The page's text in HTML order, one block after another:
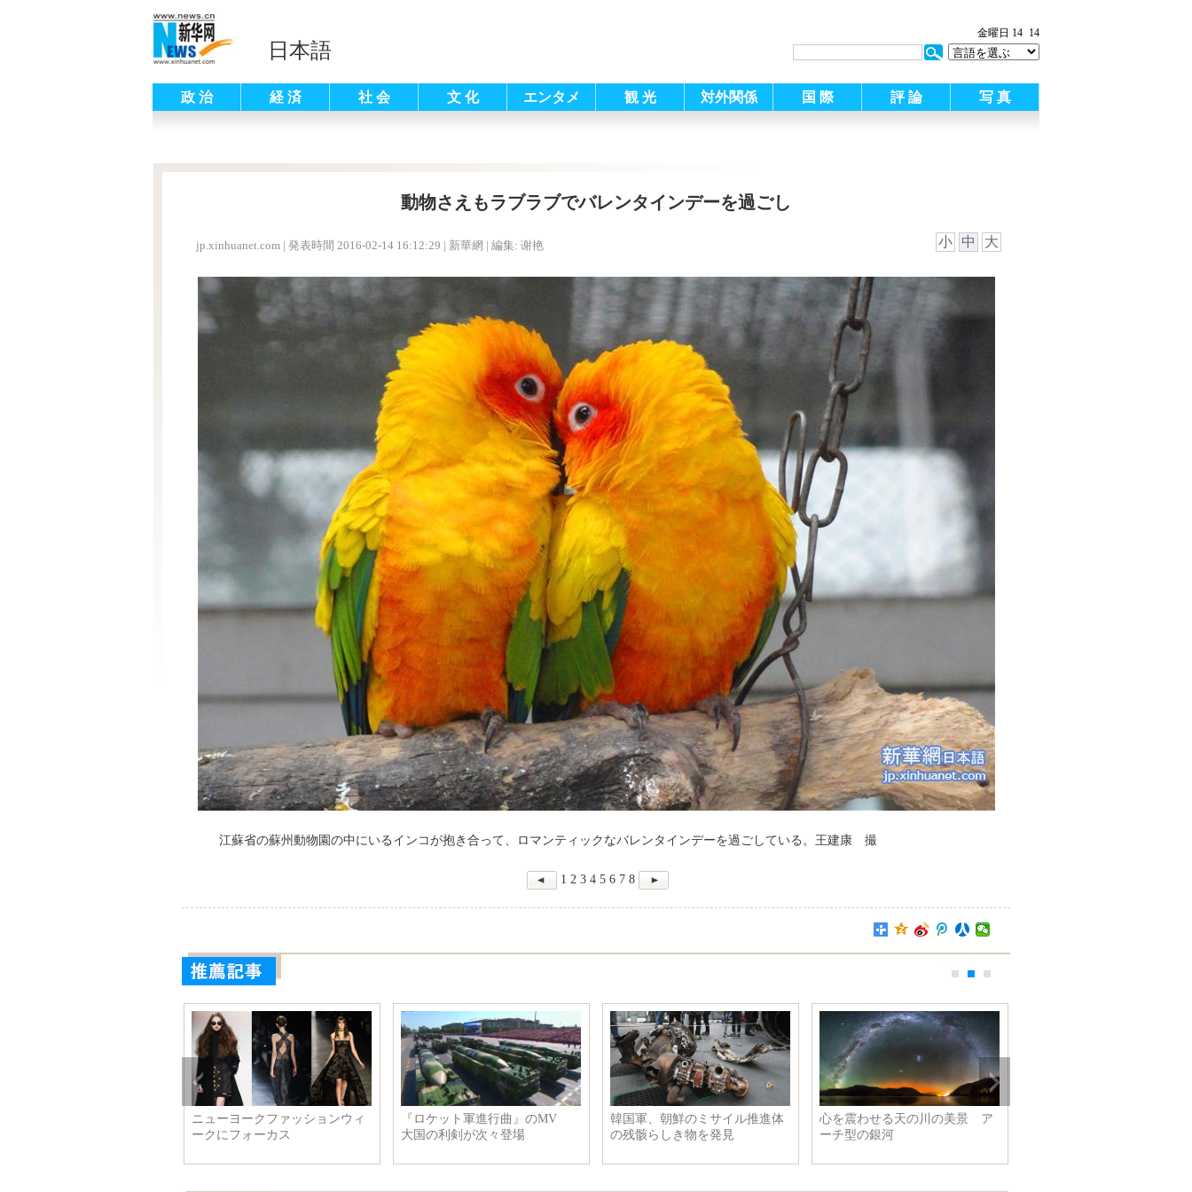
日本語
金曜日 14 14
政 治 経 済 社 会 文 化 エンタメ 観 光 対外関係 国 際 評 論 写 真
動物さえもラブラブでバレンタインデーを過ごし
jp.xinhuanet.com | 発表時間 2016-02-14 16:12:29 | 新華網 | 編集: 谢艳 小 中 大
江蘇省の蘇州動物園の中にいるインコが抱き合って、ロマンティックなバレンタインデーを過ごしている。王建康 撮
1 2 3 4 5 6 7 8
韓国軍、朝鮮のミサイル推進体
の残骸らしき物を発見
心を震わせる天の川の美景 ア
ーチ型の銀河
中国人の日本観光熱が続き 日
本の商店は春節販促活動
外国美女、狼と親密にキッス
ディズニーの城 現実世界のエ